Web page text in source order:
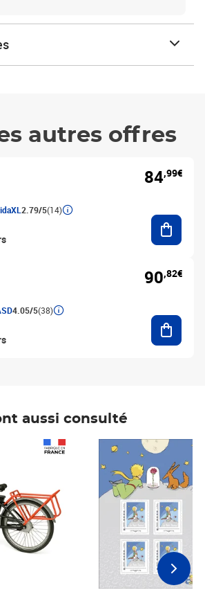
autres offres
2.79/5(14)
84,99€
4.05/5(38)
90,82€
aussi consulté
Prix 7,50€